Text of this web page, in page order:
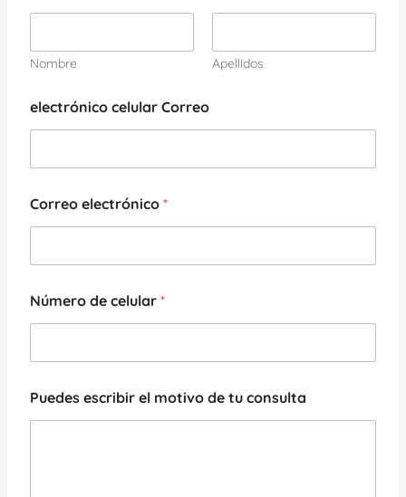
Nombre Apellidos
electrónico celular Correo
Correo electrónico *
Número de celular *
Puedes escribir el motivo de tu consulta